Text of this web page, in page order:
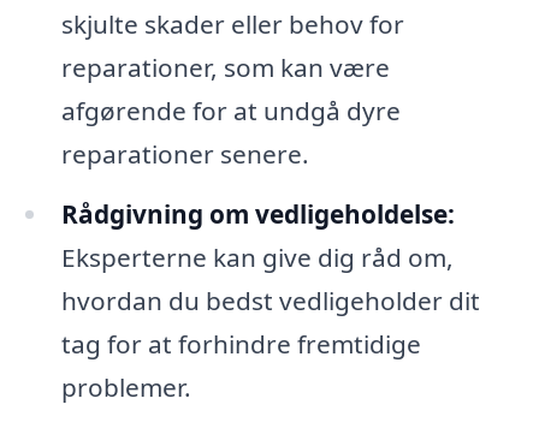
skjulte skader eller behov for
reparationer, som kan være
afgørende for at undgå dyre
reparationer senere.
Rådgivning om vedligeholdelse:
Eksperterne kan give dig råd om,
hvordan du bedst vedligeholder dit
tag for at forhindre fremtidige
problemer.